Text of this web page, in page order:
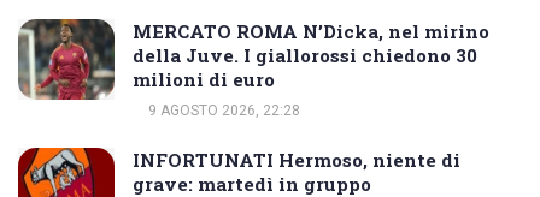
MERCATO ROMA N’Dicka, nel mirino
della Juve. I giallorossi chiedono 30
milioni di euro
9 AGOSTO 2026, 22:28
INFORTUNATI Hermoso, niente di
grave: martedì in gruppo